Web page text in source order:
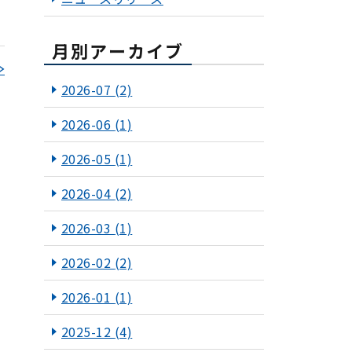
月別アーカイブ
2026-07 (2)
2026-06 (1)
2026-05 (1)
2026-04 (2)
2026-03 (1)
2026-02 (2)
2026-01 (1)
2025-12 (4)